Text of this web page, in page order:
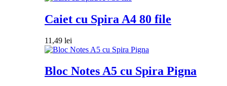
Caiet cu Spira A4 80 file
11,49 lei
Bloc Notes A5 cu Spira Pigna